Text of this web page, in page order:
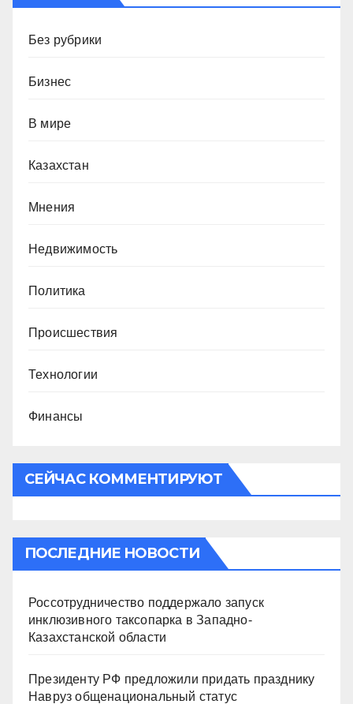
Без рубрики
Бизнес
В мире
Казахстан
Мнения
Недвижимость
Политика
Происшествия
Технологии
Финансы
СЕЙЧАС КОММЕНТИРУЮТ
ПОСЛЕДНИЕ НОВОСТИ
Россотрудничество поддержало запуск
инклюзивного таксопарка в Западно-
Казахстанской области
Президенту РФ предложили придать празднику
Навруз общенациональный статус